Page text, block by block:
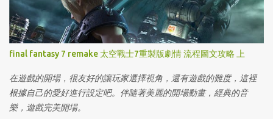
final fantasy 7 remake 太空戰士7重製版劇情 流程圖文攻略 上
在遊戲的開場，很友好的讓玩家選擇視角，還有遊戲的難度，這裡
根據自己的愛好進行設定吧。伴隨著美麗的開場動畫，經典的音
樂，遊戲完美開場。